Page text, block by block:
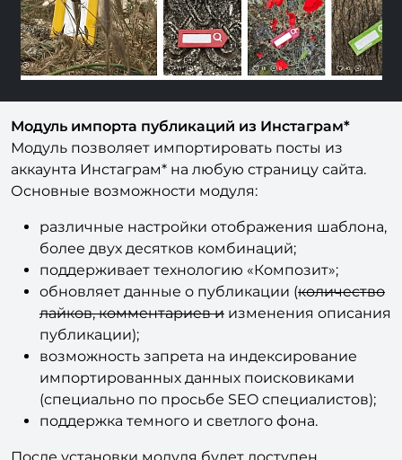
Модуль импорта публикаций из Инстаграм*
Модуль позволяет импортировать посты из
аккаунта Инстаграм* на любую страницу сайта.
Основные возможности модуля:
различные настройки отображения шаблона,
более двух десятков комбинаций;
поддерживает технологию «Композит»;
обновляет данные о публикации (количество
лайков, комментариев
публикации);
возможность запрета на индексирование
импортированных данных поисковиками
(специально по просьбе SEO специалистов);
поддержка темного и светлого фона.